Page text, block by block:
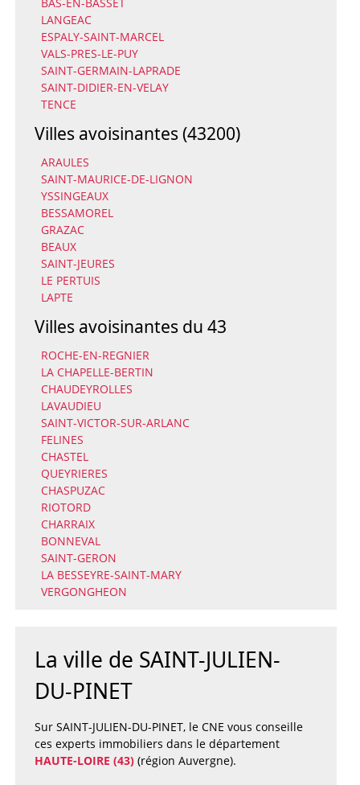
LANGEAC
ESPALY-SAINT-MARCEL
VALS-PRES-LE-PUY
SAINT-GERMAIN-LAPRADE
SAINT-DIDIER-EN-VELAY
TENCE
Villes avoisinantes (43200)
ARAULES
SAINT-MAURICE-DE-LIGNON
YSSINGEAUX
BESSAMOREL
GRAZAC
BEAUX
SAINT-JEURES
LE PERTUIS
LAPTE
Villes avoisinantes du 43
ROCHE-EN-REGNIER
LA CHAPELLE-BERTIN
CHAUDEYROLLES
LAVAUDIEU
SAINT-VICTOR-SUR-ARLANC
FELINES
CHASTEL
QUEYRIERES
CHASPUZAC
RIOTORD
CHARRAIX
BONNEVAL
SAINT-GERON
LA BESSEYRE-SAINT-MARY
VERGONGHEON
La ville de SAINT-JULIEN-
DU-PINET
Sur SAINT-JULIEN-DU-PINET, le CNE vous conseille
ces experts immobiliers dans le département
HAUTE-LOIRE (43)(région Auvergne).